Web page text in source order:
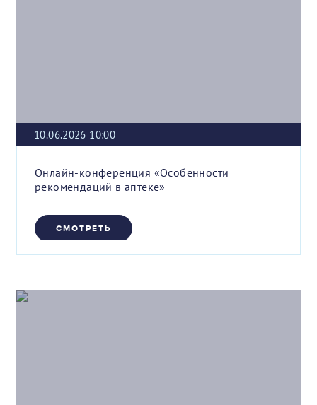
10.06.2026 10:00
Онлайн-конференция «Особенности
рекомендаций в аптеке»
СМОТРЕТЬ